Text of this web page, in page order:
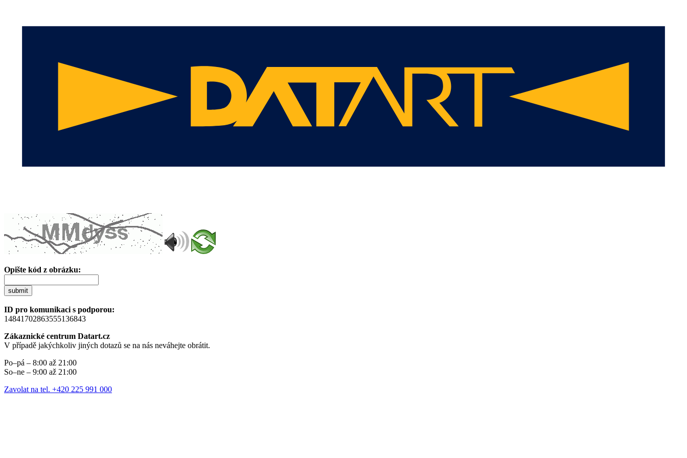
Opište kód z obrázku:
submit
ID pro komunikaci s podporou:
14841702863555136843
Zákaznické centrum Datart.cz
V případě jakýchkoliv jiných dotazů se na nás neváhejte obrátit.
Po–pá – 8:00 až 21:00
So–ne – 9:00 až 21:00
Zavolat na tel. +420 225 991 000